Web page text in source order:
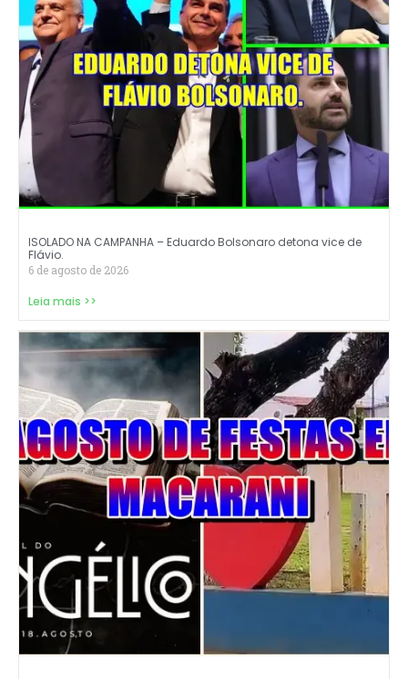
ISOLADO NA CAMPANHA – Eduardo Bolsonaro detona vice de
Flávio.
6 de agosto de 2026
Leia mais >>